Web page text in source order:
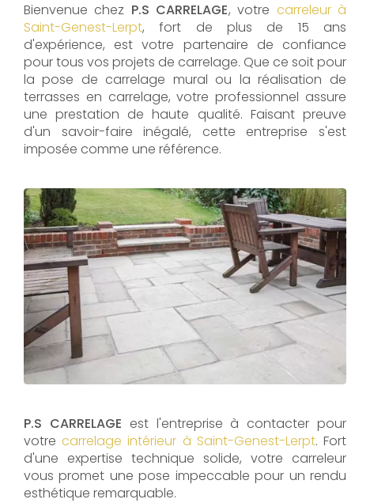
Bienvenue chez P.S CARRELAGE, votre carreleur à
Saint-Genest-Lerpt, fort de plus de 15 ans
d'expérience, est votre partenaire de confiance
pour tous vos projets de carrelage. Que ce soit pour
la pose de carrelage mural ou la réalisation de
terrasses en carrelage, votre professionnel assure
une prestation de haute qualité. Faisant preuve
d'un savoir-faire inégalé, cette entreprise s'est
imposée comme une référence.
P.S CARRELAGE est l'entreprise à contacter pour
votrecarrelage intérieur à Saint-Genest-Lerpt. Fort
d'une expertise technique solide, votre carreleur
vous promet une pose impeccable pour un rendu
esthétique remarquable.